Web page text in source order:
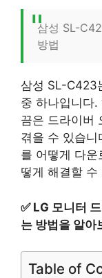
삼성 SL-
방법
삼성 SL-C423
중 하나입니다
끔은 드라이버
겪을 수 있습
를 어떻게 다운
떻게 해결할 수
✅ LG 모니터
는 방법을 알아
Table of